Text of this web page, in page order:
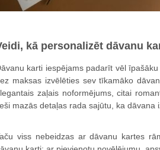
kā personalizēt dāvanu
karti iespējams padarīt vēl
maksas izvēlēties sev tīkamāko
zaļais noformējums, citai
mazās detaļas rada sajūtu, ka dāvana
viss nebeidzas ar dāvanu kartes